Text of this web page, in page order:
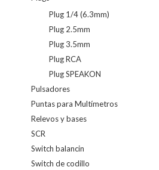
Plug 1/4 (6.3mm)
Plug 2.5mm
Plug 3.5mm
Plug RCA
Plug SPEAKON
Pulsadores
Puntas para Multímetros
Relevos y bases
SCR
Switch balancin
Switch de codillo